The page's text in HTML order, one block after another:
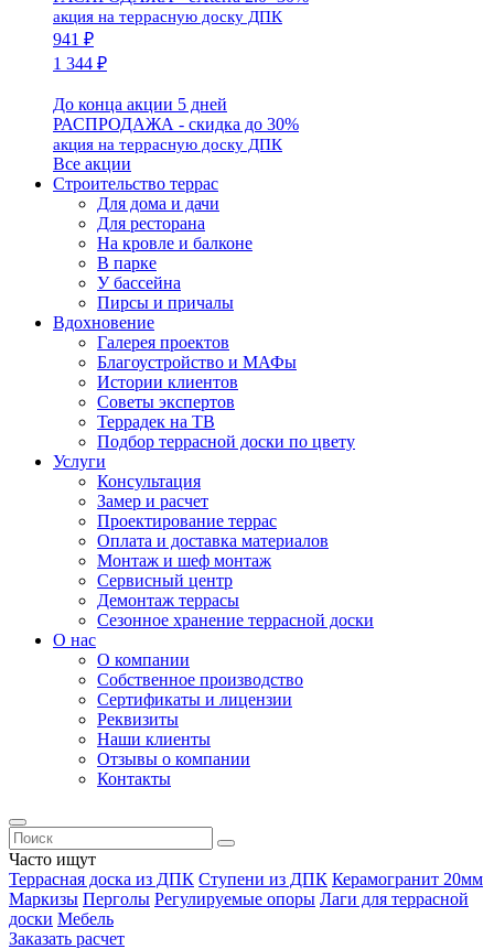
акция на террасную доску ДПК
941 ₽
1 344 ₽
До конца акции 5 дней
РАСПРОДАЖА - скидка до 30%
акция на террасную доску ДПК
Все акции
Строительство террас
Для дома и дачи
Для ресторана
На кровле и балконе
В парке
У бассейна
Пирсы и причалы
Вдохновение
Галерея проектов
Благоустройство и МАФы
Истории клиентов
Советы экспертов
Террадек на ТВ
Подбор террасной доски по цвету
Услуги
Консультация
Замер и расчет
Проектирование террас
Оплата и доставка материалов
Монтаж и шеф монтаж
Сервисный центр
Демонтаж террасы
Сезонное хранение террасной доски
О нас
О компании
Собственное производство
Сертификаты и лицензии
Реквизиты
Наши клиенты
Отзывы о компании
Контакты
Часто ищут
Террасная доска из ДПК Ступени из ДПК Керамогранит 20мм
Маркизы Перголы Регулируемые опоры Лаги для террасной
доски Мебель
Заказать расчет